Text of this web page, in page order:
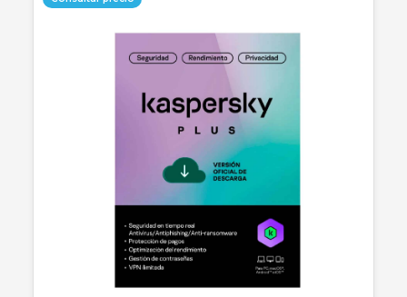
ilimitada, gestor de claves y optimización de PC.
Cotizar por WhatsApp
🚚 Envío a toda Colombia 🛡️ Garantía incluida